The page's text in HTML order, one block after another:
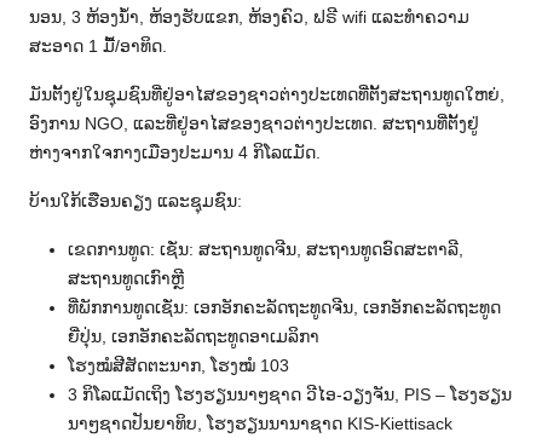
ນອນ, 3 ຫ້ອງນ້ຳ, ຫ້ອງຮັບແຂກ, ຫ້ອງຄົວ, ຟຣີ wifi ແລະທຳຄວາມ
ສະອາດ 1 ມື້/ອາທິດ.
ມັນຕັ້ງຢູ່ໃນຊຸມຊົນທີ່ຢູ່ອາໄສຂອງຊາວຕ່າງປະເທດທີ່ຕັ້ງສະຖານທູດໃຫຍ່,
ອົງການ NGO, ແລະທີ່ຢູ່ອາໄສຂອງຊາວຕ່າງປະເທດ. ສະຖານທີ່ຕັ້ງຢູ່
ຫ່າງຈາກໃຈກາງເມືອງປະມານ 4 ກິໂລແມັດ.
ບ້ານໃກ້ເຮືອນຄຽງ ແລະຊຸມຊົນ:
ເຂດການທູດ: ເຊັ່ນ: ສະຖານທູດຈີນ, ສະຖານທູດອົດສະຕາລີ,
ສະຖານທູດເກົາຫຼີ
ທີ່ພັກການທູດເຊັ່ນ: ເອກອັກຄະລັດຖະທູດຈີນ, ເອກອັກຄະລັດຖະທູດ
ຍີ່ປຸ່ນ, ເອກອັກຄະລັດຖະທູດອາເມລິກາ
ໂຮງໝໍສີສັດຕະນາກ, ໂຮງໝໍ 103
3 ກິໂລແມັດເຖິງ ໂຮງຮຽນນາໆຊາດ ວີໄອ-ວຽງຈັນ, PIS – ໂຮງຮຽນ
ນາໆຊາດປັນຍາທິບ, ໂຮງຮຽນນານາຊາດ KIS-Kiettisack